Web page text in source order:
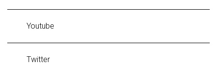
Youtube
Twitter